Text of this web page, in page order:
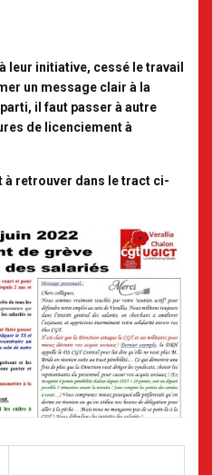
leur initiative, cessé le travail
un message clair à la
il faut passer à autre
de licenciement à
retrouver dans le tract ci-